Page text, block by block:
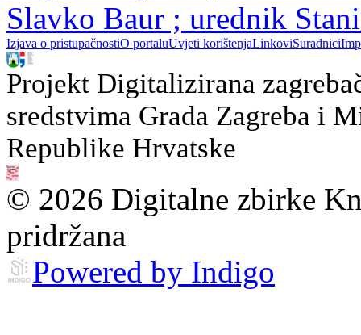
Slavko Baur ; urednik
Izjava o pristupačnostiO portaluUvjeti korištenjaLinkoviSuradnici
Projekt Digitalizirana
sredstvima Grada Zagreba i
Republike Hrvatske
© 2026 Digitalne zbirke
pridržana
Powered by Indigo